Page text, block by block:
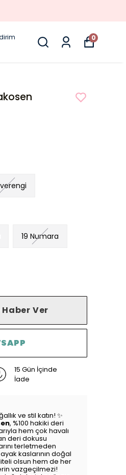
0
19 Numara
Ver
15 Gün İçinde
İade
ve stil katın! ✨
, %100 hakiki deri
hem çok havalı
deri dokusu
terletmeden
kaslarının doğal
olsun hem de her
vazgeçilmezi!